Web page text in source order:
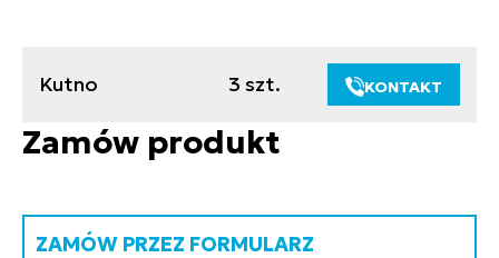
Kutno 3 szt. KONTAKT
Zamów produkt
ZAMÓW PRZEZ FORMULARZ